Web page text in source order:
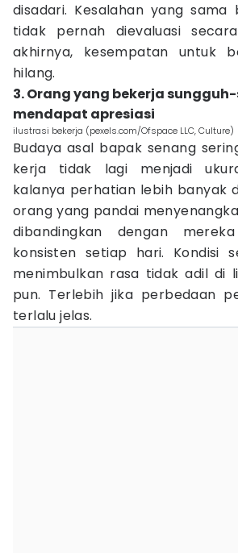
disadari. Kesalahan yang sama
tidak pernah dievaluasi
akhirnya, kesempatan untuk
hilang.
3. Orang yang bekerja
mendapat apresiasi
ilustrasi bekerja (pexels.com/Ofspace LLC, Culture)
Budaya asal bapak senang
kerja tidak lagi menjadi
kalanya perhatian lebih banyak
orang yang pandai
dibandingkan dengan
konsisten setiap hari. Kondisi
menimbulkan rasa tidak adil di
pun. Terlebih jika perbedaan
terlalu jelas.